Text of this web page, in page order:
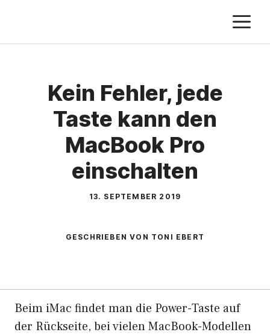
springen
Kein Fehler, jede
Taste kann den
MacBook Pro
einschalten
13. SEPTEMBER 2019
GESCHRIEBEN VON TONI EBERT
Beim iMac findet man die Power-Taste auf
der Rückseite, bei vielen MacBook-Modellen